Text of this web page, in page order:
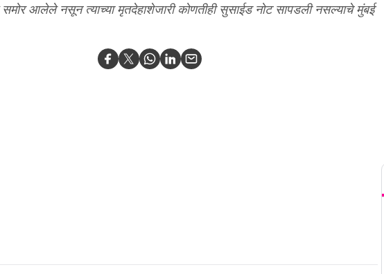
आलेले नसून त्याच्या मृतदेहाशेजारी कोणतीही सुसाईड नोट सापडली नसल्याचे मुंबई